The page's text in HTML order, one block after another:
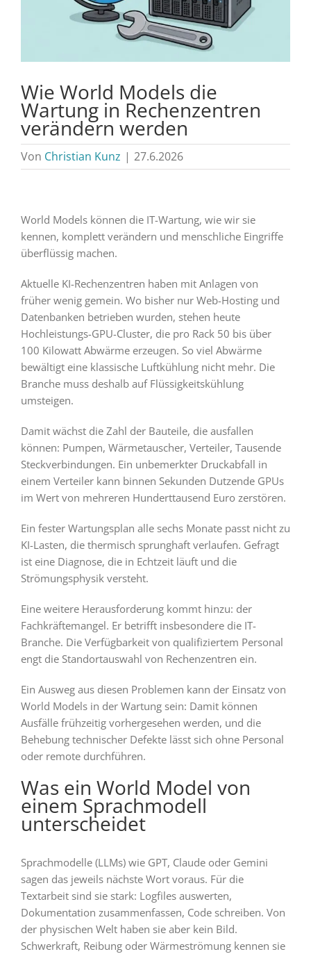
Wie World Models die
Wartung in Rechenzentren
verändern werden
Von Christian Kunz | 27.6.2026
World Models können die IT-Wartung, wie wir sie
kennen, komplett verändern und menschliche Eingriffe
überflüssig machen.
Aktuelle KI-Rechenzentren haben mit Anlagen von
früher wenig gemein. Wo bisher nur Web-Hosting und
Datenbanken betrieben wurden, stehen heute
Hochleistungs-GPU-Cluster, die pro Rack 50 bis über
100 Kilowatt Abwärme erzeugen. So viel Abwärme
bewältigt eine klassische Luftkühlung nicht mehr. Die
Branche muss deshalb auf Flüssigkeitskühlung
umsteigen.
Damit wächst die Zahl der Bauteile, die ausfallen
können: Pumpen, Wärmetauscher, Verteiler, Tausende
Steckverbindungen. Ein unbemerkter Druckabfall in
einem Verteiler kann binnen Sekunden Dutzende GPUs
im Wert von mehreren Hunderttausend Euro zerstören.
Ein fester Wartungsplan alle sechs Monate passt nicht zu
KI-Lasten, die thermisch sprunghaft verlaufen. Gefragt
ist eine Diagnose, die in Echtzeit läuft und die
Strömungsphysik versteht.
Eine weitere Herausforderung kommt hinzu: der
Fachkräftemangel. Er betrifft insbesondere die IT-
Branche. Die Verfügbarkeit von qualifiziertem Personal
engt die Standortauswahl von Rechenzentren ein.
Ein Ausweg aus diesen Problemen kann der Einsatz von
World Models in der Wartung sein: Damit können
Ausfälle frühzeitig vorhergesehen werden, und die
Behebung technischer Defekte lässt sich ohne Personal
oder remote durchführen.
Was ein World Model von
einem Sprachmodell
unterscheidet
Sprachmodelle (LLMs) wie GPT, Claude oder Gemini
sagen das jeweils nächste Wort voraus. Für die
Textarbeit sind sie stark: Logfiles auswerten,
Dokumentation zusammenfassen, Code schreiben. Von
der physischen Welt haben sie aber kein Bild.
Schwerkraft, Reibung oder Wärmeströmung kennen sie